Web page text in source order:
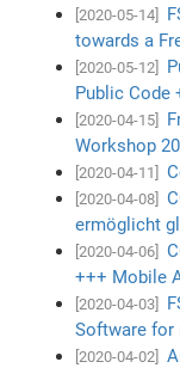
[2020-05-14]
towards a
[2020-05-12]
Public Code
[2020-04-15]
Workshop
[2020-04-11]
[2020-04-08]
ermöglicht
[2020-04-06]
+++ Mobile
[2020-04-03]
Software for
[2020-04-02]